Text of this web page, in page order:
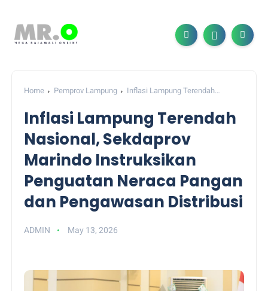
Home Pemprov Lampung
Inflasi Lampung Terendah
Pangan dan Pengawasan Distribusi
Inflasi Lampung Terendah
Nasional, Sekdaprov
Marindo Instruksikan
Penguatan Neraca Pangan
dan Pengawasan Distribusi
ADMIN May 13, 2026